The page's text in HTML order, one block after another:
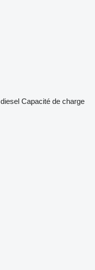
diesel Capacité de charge